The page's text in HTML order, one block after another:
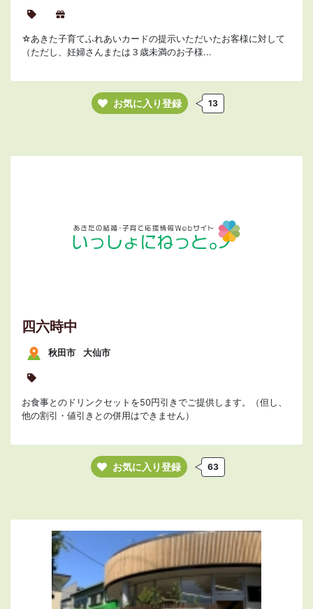
☆あきた子育てふれあいカードの提示いただいたお客様に対して
（ただし、妊婦さんまたは３歳未満のお子様...
お気に入り登録 13
四六時中
秋田市 大仙市
お食事とのドリンクセットを50円引きでご提供します。（但し、
他の割引・値引きとの併用はできません）
お気に入り登録 63